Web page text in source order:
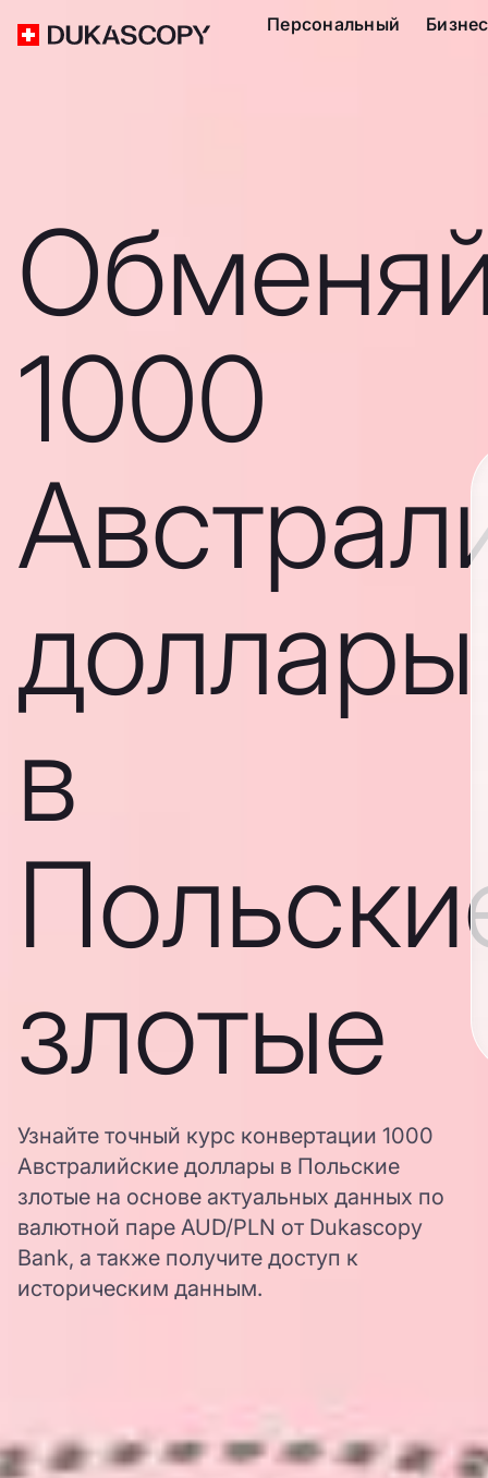
Персональный Бизнес
1000
доллары
в
злотые
Узнайте точный курс конвертации 1000
Австралийские доллары в Польские
злотые на основе актуальных данных по
валютной паре AUD/PLN от Dukascopy
Bank, а также получите доступ к
историческим данным.